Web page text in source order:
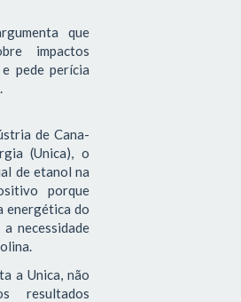
que
impactos
pede perícia
de Cana-
(Unica), o
de etanol na
porque
energética do
necessidade
a Unica, não
resultados